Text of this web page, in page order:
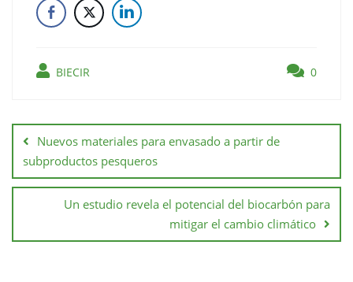
BIECIR 0
Nuevos materiales para envasado a partir de
subproductos pesqueros
Un estudio revela el potencial del biocarbón para
mitigar el cambio climático